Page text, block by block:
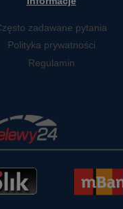
zadawane pytania
Polityka prywatności
Regulamin